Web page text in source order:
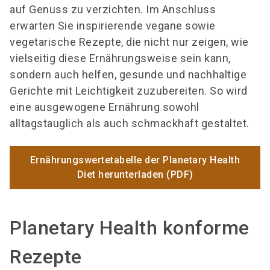
auf Genuss zu verzichten. Im Anschluss
erwarten Sie inspirierende vegane sowie
vegetarische Rezepte, die nicht nur zeigen, wie
vielseitig diese Ernährungsweise sein kann,
sondern auch helfen, gesunde und nachhaltige
Gerichte mit Leichtigkeit zuzubereiten. So wird
eine ausgewogene Ernährung sowohl
alltagstauglich als auch schmackhaft gestaltet.
Ernährungswertetabelle der Planetary Health
Diet herunterladen (PDF)
Planetary Health konforme
Rezepte